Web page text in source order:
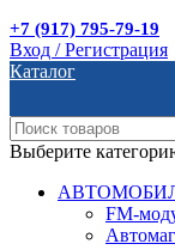
+7 (917) 795-79-19
Вход / Регистрация
Каталог
Выберите
FM-